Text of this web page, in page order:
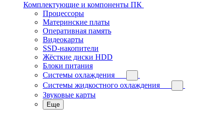
Комплектующие и компоненты ПК
Процессоры
Материнские платы
Оперативная память
Видеокарты
SSD-накопители
Жёсткие диски HDD
Блоки питания
Системы охлаждения
Системы жидкостного охлаждения
Звуковые карты
Еще